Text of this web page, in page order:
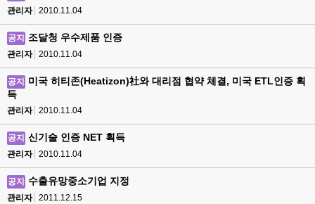
관리자 2010.11.04
공지 조달청 우수제품 인증
관리자 2010.11.04
공지
미국 히티존(Heatizon)社와 대리점 협약 체결, 미국 ETL인증 획
득
관리자 2010.11.04
공지 신기술 인증 NET 획득
관리자 2010.11.04
공지 수출유망중소기업 지정
관리자 2011.12.15